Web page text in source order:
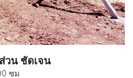
วน ชัดเจน
ซม